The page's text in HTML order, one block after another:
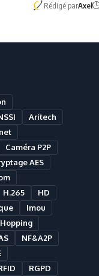
Rédigé parAxel
Aritech
Caméra P2P
AES
H.265
HD
Imou
NF&A2P
RGPD